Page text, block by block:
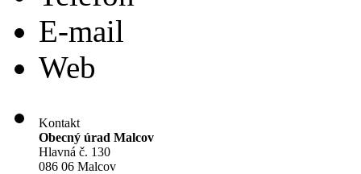
E-mail
Web
Kontakt
Obecný úrad Malcov
Hlavná č. 130
086 06 Malcov